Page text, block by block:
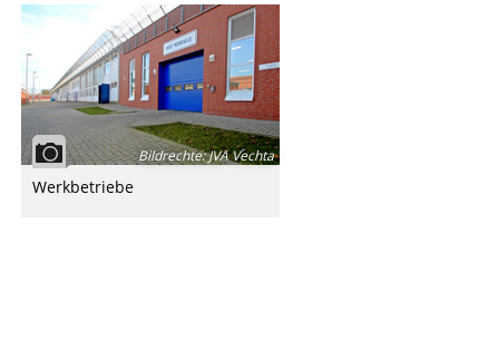
Bildrechte:JVA Vechta
Werkbetriebe